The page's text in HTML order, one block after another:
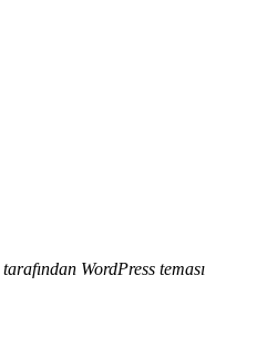
tarafından WordPress teması